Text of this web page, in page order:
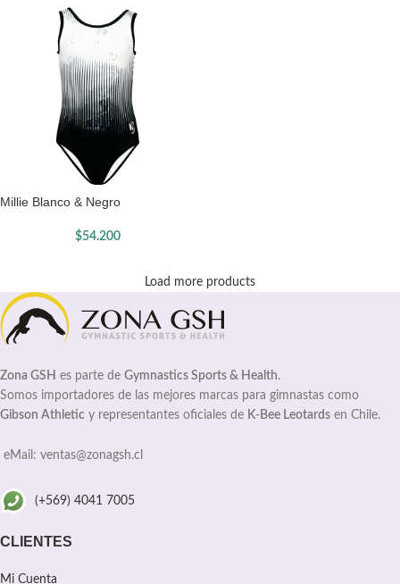
Millie Blanco & Negro
$54.200
Load more products
Zona GSH es parte de Gymnastics Sports & Health.
Somos importadores de las mejores marcas para gimnastas como
Gibson Athletic y representantes oficiales de K-Bee Leotards en Chile.
eMail: ventas@zonagsh.cl
(+569) 4041 7005
CLIENTES
Mi Cuenta